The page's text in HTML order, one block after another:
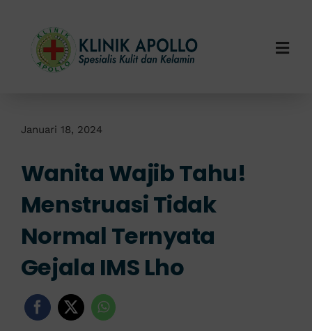
content
Layanan Kami
Info Klinik
Januari 18, 2024
Wanita Wajib Tahu!
Menstruasi Tidak
Normal Ternyata
Gejala IMS Lho